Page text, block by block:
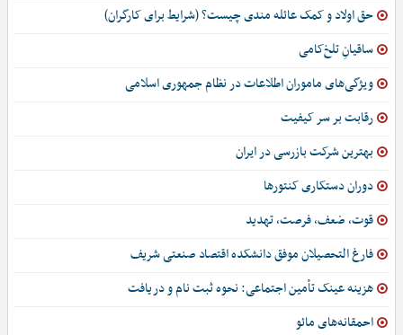
حق اولاد و کمک عائله مندی چیست؟ (شرایط برای کارگران)
ساقیانِ تلخ‌کامی
ویژگی‌های ماموران اطلاعات در نظام جمهوری اسلامی
رقابت بر سر کیفیت
بهترین شرکت بازرسی در ایران
دوران دستکاری کنتورها
قوت، ضعف، فرصت، تهدید
فارغ التحصیلان موفق دانشکده اقتصاد صنعتی شریف
هزینه عینک تأمین اجتماعی: نحوه ثبت نام و دریافت
احمقانه‌های مائو